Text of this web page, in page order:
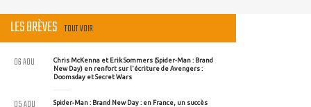
LES BRÈVES TOUT VOIR
Chris McKenna et Erik Sommers (Spider-Man : Brand
New Day) en renfort sur l'écriture de Avengers :
Doomsday et Secret Wars
06 AOU
Spider-Man : Brand New Day : en France, un succès